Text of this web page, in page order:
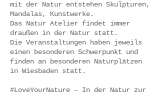
mit der Natur entstehen Skulpturen,
Mandalas, Kunstwerke.
Das Natur Atelier findet immer
draußen in der Natur statt.
Die Veranstaltungen haben jeweils
einen besonderen Schwerpunkt und
finden an besonderen Naturplätzen
in Wiesbaden statt.
#LoveYourNature – In der Natur zur